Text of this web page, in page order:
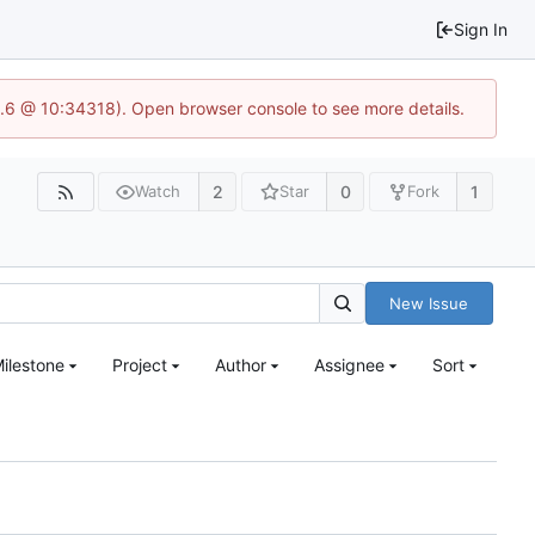
Sign In
10:34318). Open browser console to see more details.
Watch 2 Star 0 Fork 1
New Issue
Project Author Assignee Sort